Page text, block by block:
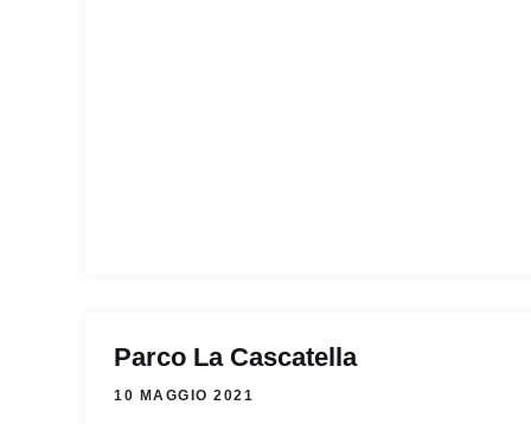
Parco La Cascatella
10 MAGGIO 2021